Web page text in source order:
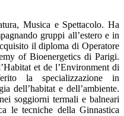
Musica e Spettacolo. Ha
gruppi all’estero e in
il diploma di Operatore
of Bioenergetics di Parigi.
et de l’Environment di
la specializzazione in
dell’habitat e dell’ambiente.
soggiorni termali e balneari
le tecniche della Ginnastica